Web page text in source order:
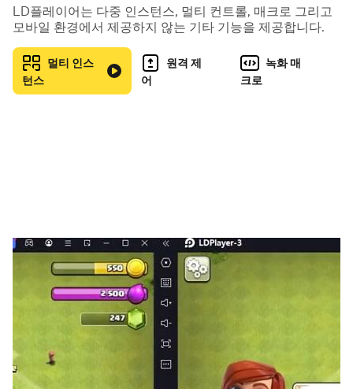
이 섬을 벗어나, 다시 내일을 맞이할 수 있기를.
나는, 살아남고 싶다.
🩸 소녀인가, 괴물인가.
달을 품은 소녀들의 두 얼굴을 확인하세요.
반전 매력을 경험해 보세요.
다양한 소녀들과 장비를 수집하고 성장시키세요.
수십 명의 개성 있는 소녀들,
다양한 장비와 조합을 통해 당신만의 덱을 완성할 수 있습니
LD플레이어는 다중 인스턴스, 멀티 컨트롤, 매크로 그리고
모바일 환경에서 제공하지 않는 기타 기능을 제공합니다.
멀티 인스
턴스
원격 제
어
녹화 매
크로